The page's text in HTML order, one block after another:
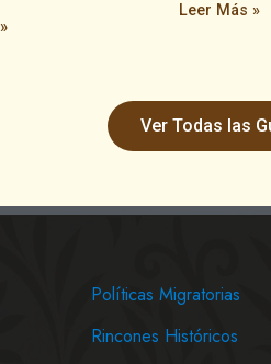
Leer Más »
Ver Todas las
Políticas Migratorias
Rincones Históricos